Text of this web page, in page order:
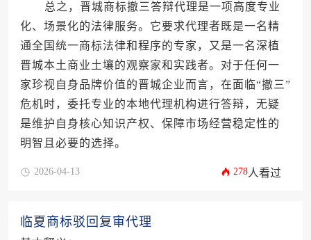
总之，晋城商标撤三答辩代理是一项高度专业
化、场景化的法律服务。它要求代理者既是一名精
通全国统一商标法律和程序的专家，又是一名深植
晋城本土商业土壤的观察家和实践者。对于任何一
家珍视自身品牌价值的晋城企业而言，在面临“撤三”
危机时，委托专业的本地代理机构进行答辩，无疑
是维护自身核心知识产权、保障市场经营稳定性的
明智且必要的选择。
2026-04-13 278人看过
临夏商标驳回复审代理